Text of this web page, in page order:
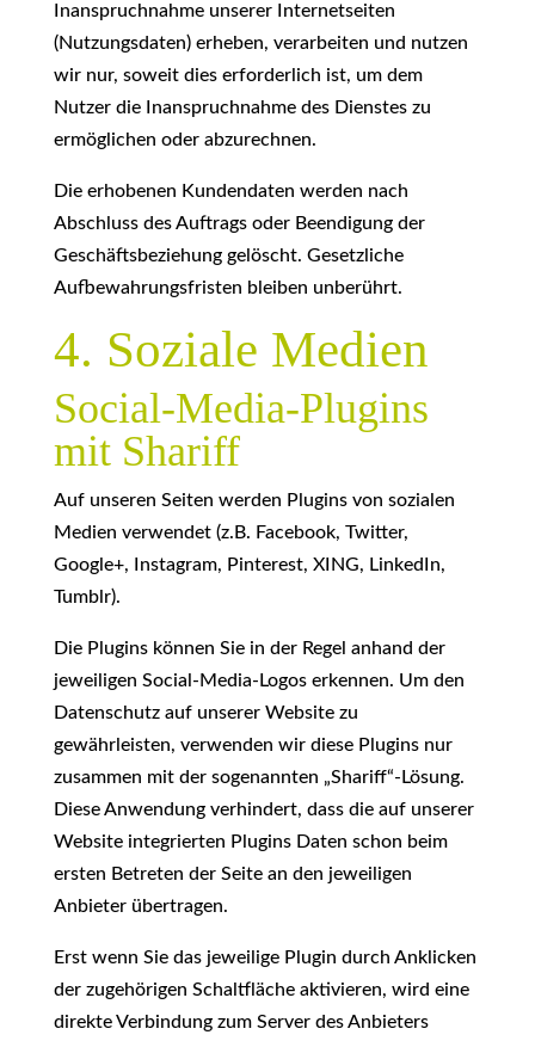
Inanspruchnahme unserer Internetseiten
(Nutzungsdaten) erheben, verarbeiten und nutzen
wir nur, soweit dies erforderlich ist, um dem
Nutzer die Inanspruchnahme des Dienstes zu
ermöglichen oder abzurechnen.
Die erhobenen Kundendaten werden nach
Abschluss des Auftrags oder Beendigung der
Geschäftsbeziehung gelöscht. Gesetzliche
Aufbewahrungsfristen bleiben unberührt.
4. Soziale Medien
Social-Media-Plugins
mit Shariff
Auf unseren Seiten werden Plugins von sozialen
Medien verwendet (z.B. Facebook, Twitter,
Google+, Instagram, Pinterest, XING, LinkedIn,
Tumblr).
Die Plugins können Sie in der Regel anhand der
jeweiligen Social-Media-Logos erkennen. Um den
Datenschutz auf unserer Website zu
gewährleisten, verwenden wir diese Plugins nur
zusammen mit der sogenannten „Shariff“-Lösung.
Diese Anwendung verhindert, dass die auf unserer
Website integrierten Plugins Daten schon beim
ersten Betreten der Seite an den jeweiligen
Anbieter übertragen.
Erst wenn Sie das jeweilige Plugin durch Anklicken
der zugehörigen Schaltfläche aktivieren, wird eine
direkte Verbindung zum Server des Anbieters